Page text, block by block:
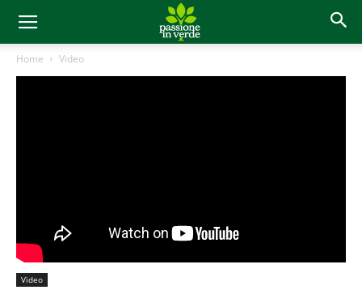
Home Video
Video